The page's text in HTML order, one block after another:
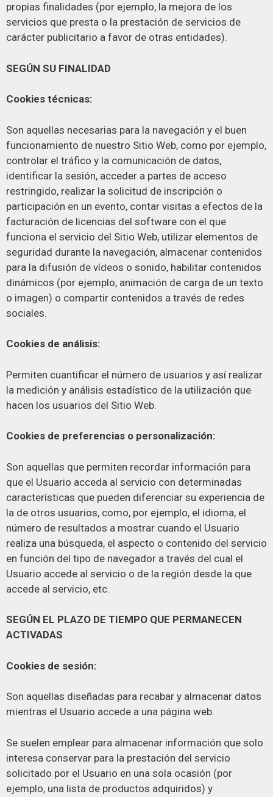
propias finalidades (por ejemplo, la mejora de los
servicios que presta o la prestación de servicios de
carácter publicitario a favor de otras entidades).
SEGÚN SU FINALIDAD
Cookies técnicas:
Son aquellas necesarias para la navegación y el buen
funcionamiento de nuestro Sitio Web, como por ejemplo,
controlar el tráfico y la comunicación de datos,
identificar la sesión, acceder a partes de acceso
restringido, realizar la solicitud de inscripción o
participación en un evento, contar visitas a efectos de la
facturación de licencias del software con el que
funciona el servicio del Sitio Web, utilizar elementos de
seguridad durante la navegación, almacenar contenidos
para la difusión de vídeos o sonido, habilitar contenidos
dinámicos (por ejemplo, animación de carga de un texto
o imagen) o compartir contenidos a través de redes
sociales.
Cookies de análisis:
Permiten cuantificar el número de usuarios y así realizar
la medición y análisis estadístico de la utilización que
hacen los usuarios del Sitio Web.
Cookies de preferencias o personalización:
Son aquellas que permiten recordar información para
que el Usuario acceda al servicio con determinadas
características que pueden diferenciar su experiencia de
la de otros usuarios, como, por ejemplo, el idioma, el
número de resultados a mostrar cuando el Usuario
realiza una búsqueda, el aspecto o contenido del servicio
en función del tipo de navegador a través del cual el
Usuario accede al servicio o de la región desde la que
accede al servicio, etc.
SEGÚN EL PLAZO DE TIEMPO QUE PERMANECEN
ACTIVADAS
Cookies de sesión:
Son aquellas diseñadas para recabar y almacenar datos
mientras el Usuario accede a una página web.
Se suelen emplear para almacenar información que solo
interesa conservar para la prestación del servicio
solicitado por el Usuario en una sola ocasión (por
ejemplo, una lista de productos adquiridos) y